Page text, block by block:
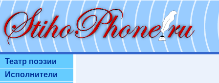
Театр поэзии
Исполнители